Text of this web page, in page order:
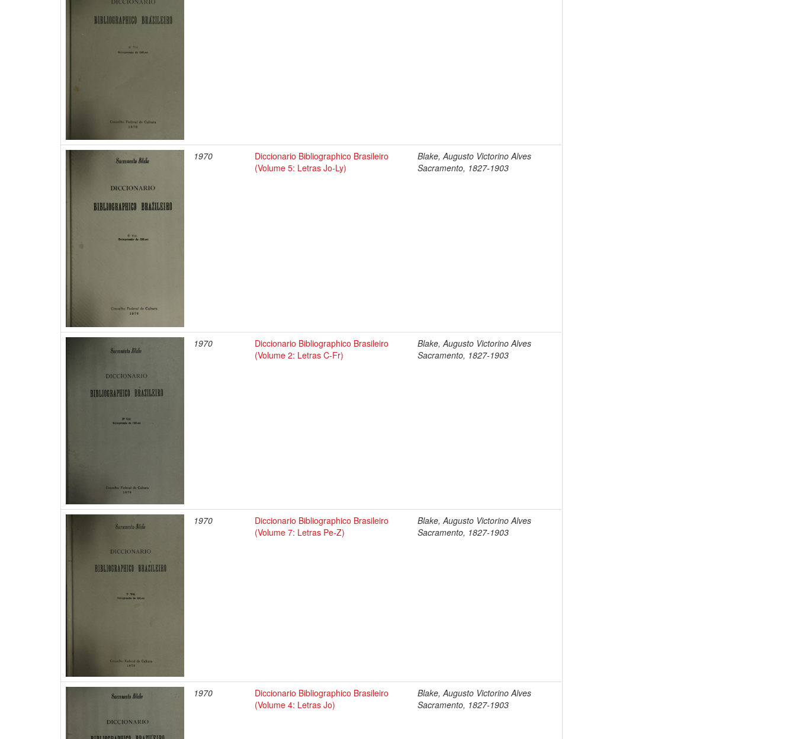
1970
Diccionario Bibliographico Brasileiro
(Volume 5: Letras Jo-Ly)
Blake, Augusto Victorino Alves
Sacramento, 1827-1903
1970
Diccionario Bibliographico Brasileiro
(Volume 2: Letras C-Fr)
Blake, Augusto Victorino Alves
Sacramento, 1827-1903
1970
Diccionario Bibliographico Brasileiro
(Volume 7: Letras Pe-Z)
Blake, Augusto Victorino Alves
Sacramento, 1827-1903
1970
Diccionario Bibliographico Brasileiro
(Volume 4: Letras Jo)
Blake, Augusto Victorino Alves
Sacramento, 1827-1903